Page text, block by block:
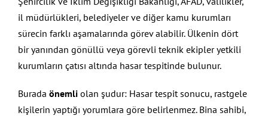
il müdürlükleri, belediyeler ve diğer kamu kurumları
sürecin farklı aşamalarında görev alabilir. Ülkenin dört
bir yanından gönüllü veya görevli teknik ekipler yetkili
kurumların çatısı altında hasar tespitinde bulunur.
Burada önemliolan şudur: Hasar tespit sonucu, rastgele
kişilerin yaptığı yorumlara göre belirlenmez. Bina sahibi,